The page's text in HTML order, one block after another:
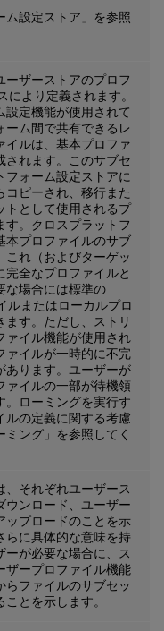
ム設定ストア」を参照
ーザーストアのプロフ
により定義されます。
設定機能が使用されて
ーム間で共有できるレ
イルは、基本プロファ
されます。このサブセ
フォーム設定ストアに
コピーされ、移行また
トとして使用されるプ
す。クロスプラットフ
本プロファイルのサブ
これ（およびターゲッ
完全なプロファイルと
な場合には標準の
ルまたはローカルプロ
ます。ただし、ストリ
ァイル機能が使用され
ァイルが一時的に不完
あります。ユーザーが
ァイルの一部が待機領
。ローミングを実行す
ルの定義に関する考慮
ング」を参照してく
、それぞれユーザース
ウンロード、ユーザー
ップロードのことを示
らに具体的な意味を持
ーが必要な場合に、ス
ザープロファイル機能
らファイルのサブセッ
とを示します。